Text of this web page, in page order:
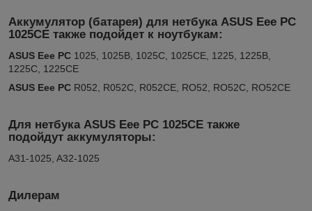
Аккумулятор (батарея) для нетбука ASUS Eee PC
1025CE также подойдет к ноутбукам:
ASUS Eee PC 1025, 1025B, 1025C, 1025CE, 1225, 1225B,
1225C, 1225CE
ASUS Eee PC R052, R052C, R052CE, RO52, RO52C, RO52CE
Для нетбука ASUS Eee PC 1025CE также
подойдут аккумуляторы:
A31-1025, A32-1025
Дилерам